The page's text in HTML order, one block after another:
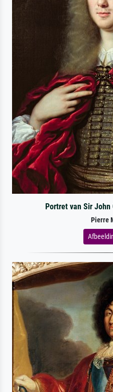
Portret van Sir
Pierre